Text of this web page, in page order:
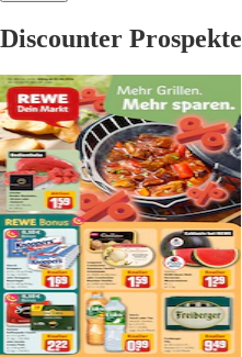
Discounter Prospekte